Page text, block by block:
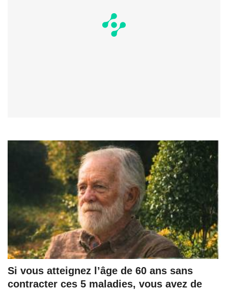
Si vous atteignez l’âge de 60 ans sans
contracter ces 5 maladies, vous avez de